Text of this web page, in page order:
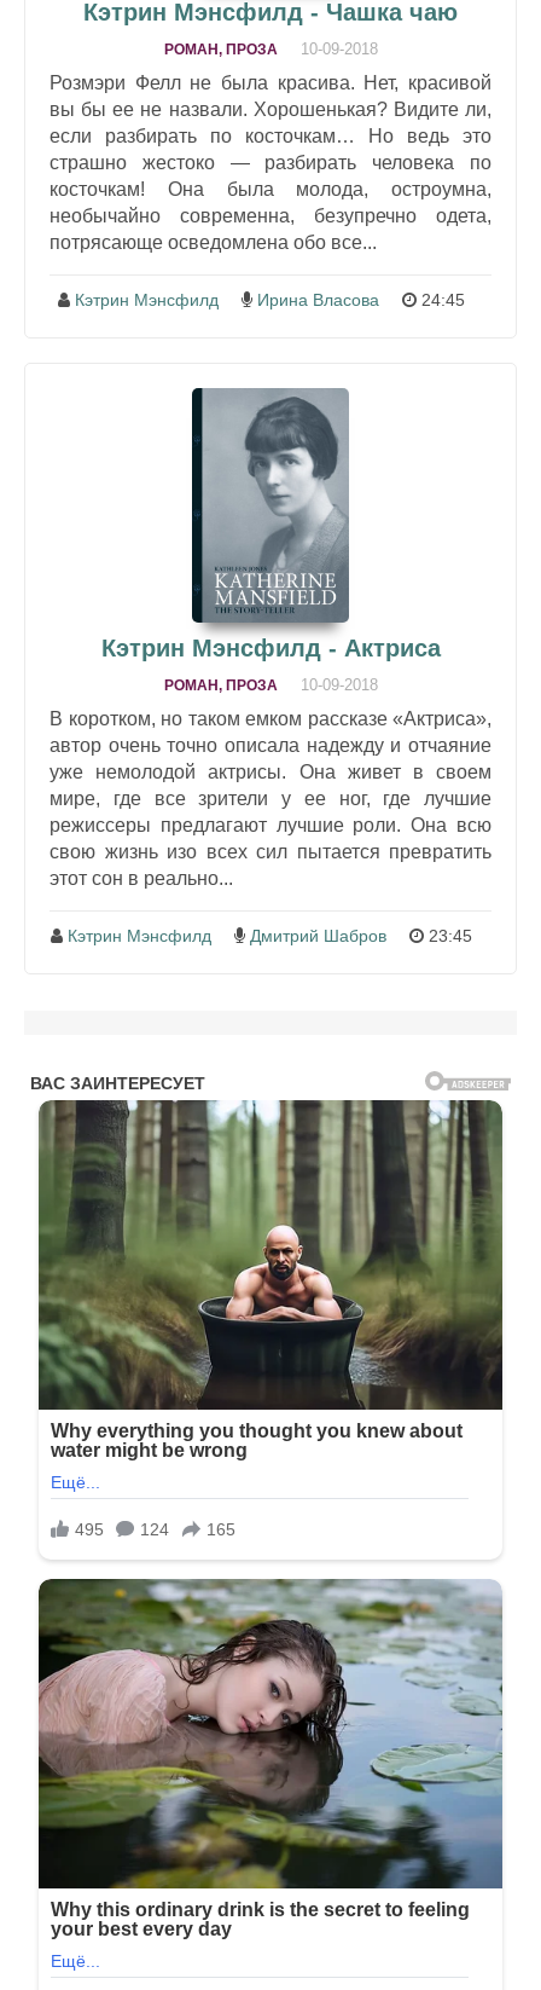
Кэтрин Мэнсфилд - Чашка чаю
РОМАН, ПРОЗА 10-09-2018
Розмэри Фелл не была красива. Нет, красивой
вы бы ее не назвали. Хорошенькая? Видите ли,
если разбирать по косточкам… Но ведь это
страшно жестоко — разбирать человека по
косточкам! Она была молода, остроумна,
необычайно современна, безупречно одета,
потрясающе осведомлена обо все...
Кэтрин Мэнсфилд Ирина Власова 24:45
Кэтрин Мэнсфилд - Актриса
РОМАН, ПРОЗА 10-09-2018
В коротком, но таком емком рассказе «Актриса»,
автор очень точно описала надежду и отчаяние
уже немолодой актрисы. Она живет в своем
мире, где все зрители у ее ног, где лучшие
режиссеры предлагают лучшие роли. Она всю
свою жизнь изо всех сил пытается превратить
этот сон в реально...
Кэтрин Мэнсфилд Дмитрий Шабров 23:45